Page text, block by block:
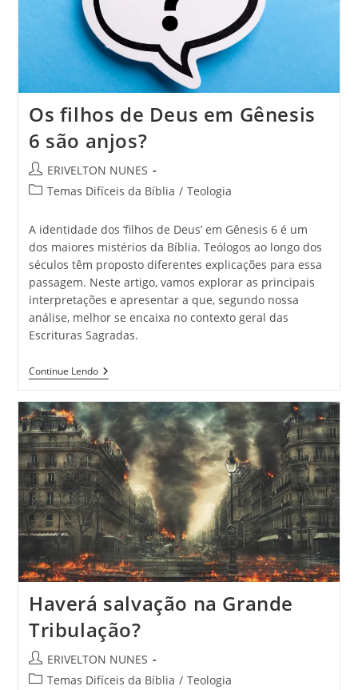
Os filhos de Deus em Gênesis
6 são anjos?
ERIVELTON NUNES
Temas Difíceis da Bíblia / Teologia
A identidade dos ‘filhos de Deus’ em Gênesis 6 é um
dos maiores mistérios da Bíblia. Teólogos ao longo dos
séculos têm proposto diferentes explicações para essa
passagem. Neste artigo, vamos explorar as principais
interpretações e apresentar a que, segundo nossa
análise, melhor se encaixa no contexto geral das
Escrituras Sagradas.
Continue Lendo
Haverá salvação na Grande
Tribulação?
ERIVELTON NUNES
Temas Difíceis da Bíblia / Teologia